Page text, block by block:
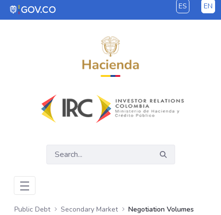
Skip to Main Content ES EN
Public Debt Secondary Market Negotiation Volumes